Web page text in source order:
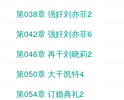
第038章 强奸刘亦菲2
第042章 强奸刘亦菲6
第046章 再干刘晓莉2
第050章 大干凯特4
第054章 订婚典礼2